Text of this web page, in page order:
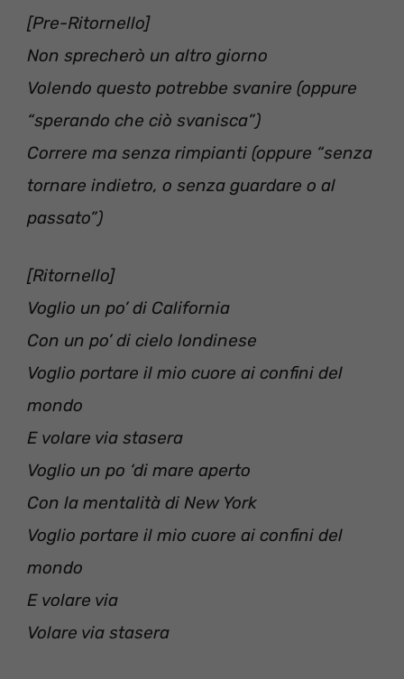
[Pre-Ritornello]
Non sprecherò un altro giorno
Volendo questo potrebbe svanire (oppure
“sperando che ciò svanisca”)
Correre ma senza rimpianti (oppure “senza
tornare indietro, o senza guardare o al
passato”)
[Ritornello]
Voglio un po’ di California
Con un po’ di cielo londinese
Voglio portare il mio cuore ai confini del
mondo
E volare via stasera
Voglio un po ‘di mare aperto
Con la mentalità di New York
Voglio portare il mio cuore ai confini del
mondo
E volare via
Volare via stasera